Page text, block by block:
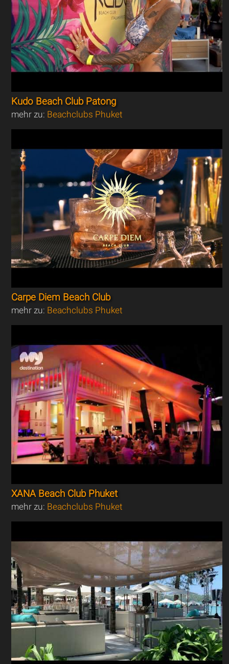
Kudo Beach Club Patong
mehr zu: Beachclubs Phuket
Carpe Diem Beach Club
mehr zu: Beachclubs Phuket
XANA Beach Club Phuket
mehr zu: Beachclubs Phuket